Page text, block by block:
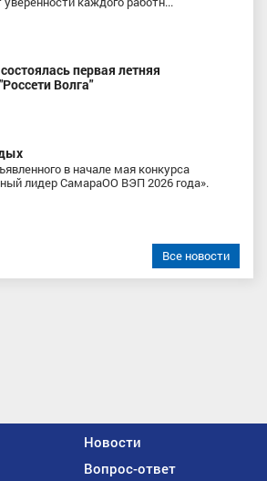
первая летняя
Волга"
в начале мая конкурса
лидер СамараОО ВЭП 2026 года».
Все новости
Новости
Вопрос-ответ